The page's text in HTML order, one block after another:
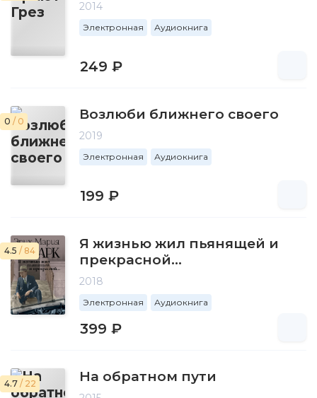
2014
Электронная Аудиокнига
249 ₽
0 / 0 Возлюби ближнего своего
2019
Электронная Аудиокнига
199 ₽
4.5 / 84
Я жизнью жил пьянящей и
прекрасной…
2018
Электронная Аудиокнига
399 ₽
4.7 / 22 На обратном пути